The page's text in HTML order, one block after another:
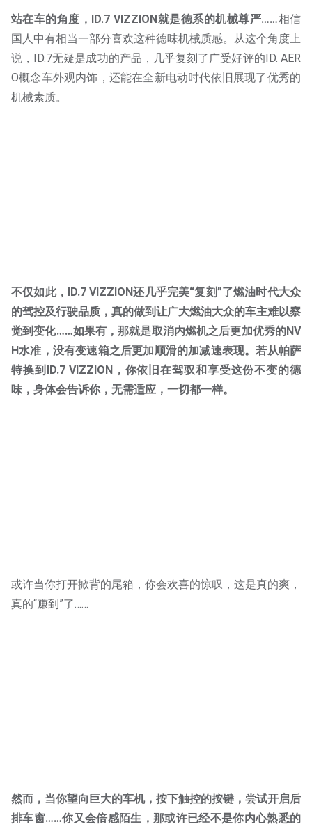
国人中有相当一部分喜欢这种德味机械质感。从这个角度上
说，ID.7无疑是成功的产品，几乎复刻了广受好评的ID. AER
O概念车外观内饰，还能在全新电动时代依旧展现了优秀的
机械素质。
的驾控及行驶品质，真的做到让广大燃油大众的车主难以察
觉到变化……如果有，那就是取消内燃机之后更加优秀的NV
H水准，没有变速箱之后更加顺滑的加减速表现。若从帕萨
特换到ID.7 VIZZION，你依旧在驾驭和享受这份不变的德
味，身体会告诉你，无需适应，一切都一样。
真的“赚到”了……
排车窗……你又会倍感陌生，那或许已经不是你内心熟悉的
帕萨特，时代在变，车子在变，仿佛唯独你尚未跟着改变。